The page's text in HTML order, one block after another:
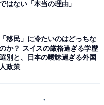
ではない「本当の理由」
「移民」に冷たいのはどっちな
のか？ スイスの厳格過ぎる学歴
選別と、日本の曖昧過ぎる外国
人政策